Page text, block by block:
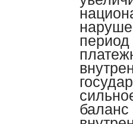
баланс